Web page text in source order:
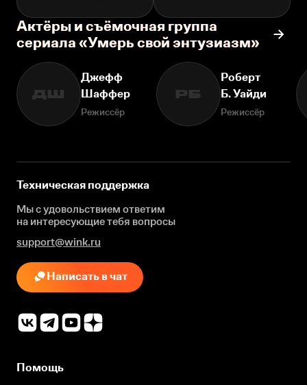
Актёры и съёмочная группа
сериала «Умерь свой энтузиазм»
ДШ
Джефф
Шаффер
Режиссёр
РБ
Роберт
Б. Уайди
Режиссёр
Техническая поддержка
Мы с удовольствием ответим
на интересующиетебя вопросы
support@wink.ru
Написать в чат
Помощь